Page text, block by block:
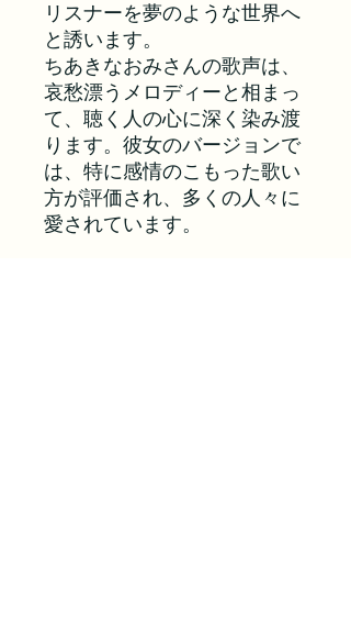
リスナーを夢のような世界へ
と誘います。
ちあきなおみさんの歌声は、
哀愁漂うメロディーと相まっ
て、聴く人の心に深く染み渡
ります。彼女のバージョンで
は、特に感情のこもった歌い
方が評価され、多くの人々に
愛されています。